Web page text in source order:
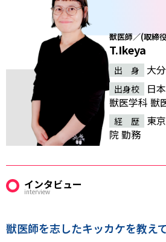
獣医師／(取締
T.Ikeya
出 身 大
出身校
日
獣医学科 獣
経 歴
東
院 勤務
インタビュー
interview
獣医師を志したキッカケを教え